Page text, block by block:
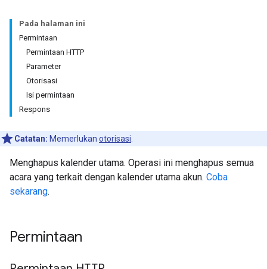
Pada halaman ini
Permintaan
Permintaan HTTP
Parameter
Otorisasi
Isi permintaan
Respons
Catatan: Memerlukan otorisasi
Menghapus kalender utama. Operasi ini menghapus semua
acara yang terkait dengan kalender utama akun. Coba
sekarang.
Permintaan